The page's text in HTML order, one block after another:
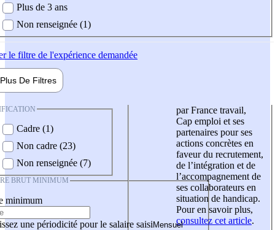
Plus de 3 ans
Non renseignée (1)
le filtre de l'expérience demandée
Plus De Filtres
Cadre (1)
Non cadre (23)
Non renseignée (7)
BRUT MINIMUM
minimum
une périodicité pour le salaire saisi
par France travail,
Cap emploi et ses
partenaires pour ses
actions concrètes en
faveur du recrutement,
de l’intégration et de
l’accompagnement de
ses collaborateurs en
situation de handicap.
Pour en savoir plus,
consultez cet article.